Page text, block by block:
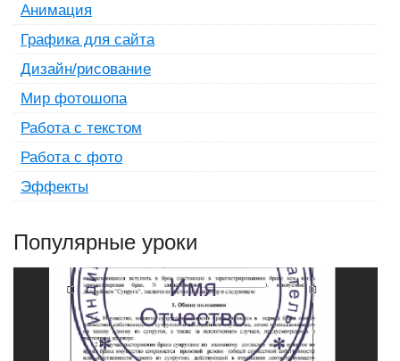
Анимация
Графика для сайта
Дизайн/рисование
Мир фотошопа
Работа с текстом
Работа с фото
Эффекты
Популярные уроки